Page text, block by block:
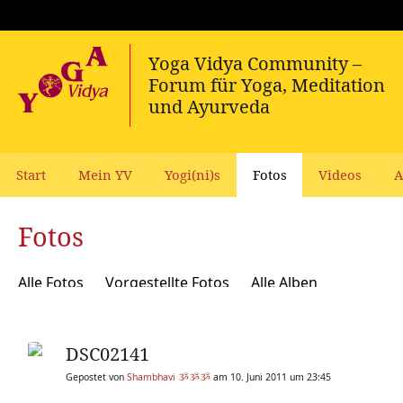
Start Mein YV Yogi(ni)s Fotos Videos
Fotos
Alle Fotos Vorgestellte Fotos Alle Alben
DSC02141
Gepostet von Shambhavi ૐૐૐ am 10. Juni 2011 um 23:45